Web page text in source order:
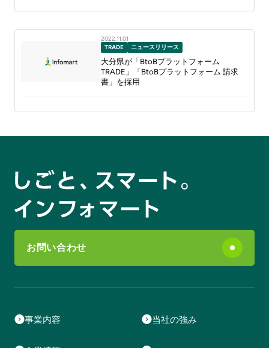
2022.11.01
TRADE
ニュースリリース
大分県が「BtoBプラットフォーム
TRADE」「BtoBプラットフォーム 請求
書」を採用
お問い合わせ
事業内容 当社の強み